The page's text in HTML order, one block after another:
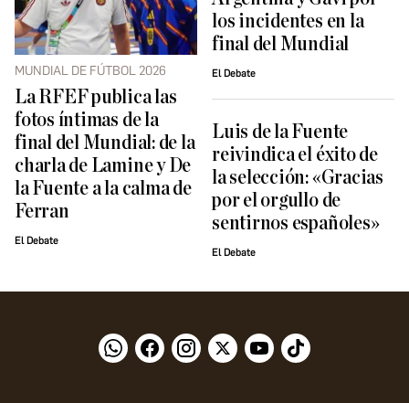
MUNDIAL DE FÚTBOL 2026
La RFEF publica las
fotos íntimas de la
final del Mundial: de la
charla de Lamine y De
la Fuente a la calma de
Ferran
El Debate
los incidentes en la
final del Mundial
El Debate
Luis de la Fuente
reivindica el éxito de
la selección: «Gracias
por el orgullo de
sentirnos españoles»
El Debate